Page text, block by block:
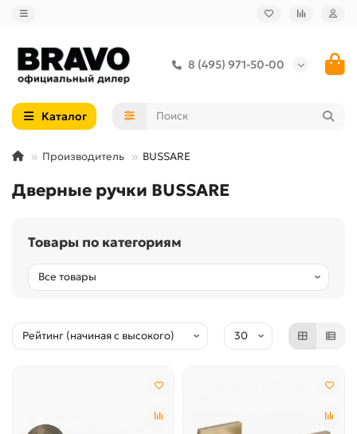
8 (495) 971-50-00
Каталог
Производитель BUSSARE
Дверные ручки BUSSARE
Товары по категориям